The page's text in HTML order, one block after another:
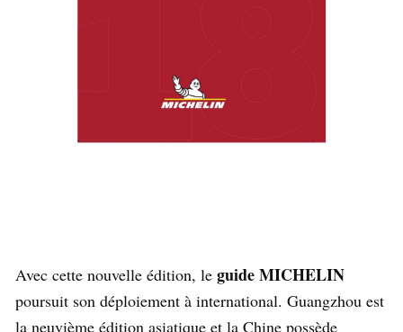
Avec cette nouvelle édition, le guide MICHELIN
poursuit son déploiement à international. Guangzhou est
la neuvième édition asiatique et la Chine possède